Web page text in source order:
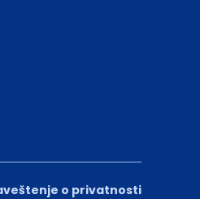
o privatnosti